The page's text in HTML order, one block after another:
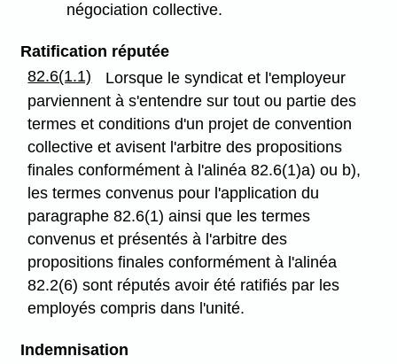
négociation collective.
Ratification réputée
82.6(1.1)
Lorsque le syndicat et l'employeur
parviennent à s'entendre sur tout ou partie des
termes et conditions d'un projet de convention
collective et avisent l'arbitre des propositions
finales conformément à l'alinéa 82.6(1)a) ou b),
les termes convenus pour l'application du
paragraphe 82.6(1) ainsi que les termes
convenus et présentés à l'arbitre des
propositions finales conformément à l'alinéa
82.2(6) sont réputés avoir été ratifiés par les
employés compris dans l'unité.
Indemnisation